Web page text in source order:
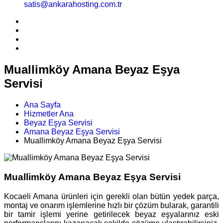
satis@ankarahosting.com.tr
Muallimköy Amana Beyaz Eşya
Servisi
Ana Sayfa
Hizmetler Ana
Beyaz Eşya Servisi
Amana Beyaz Eşya Servisi
Muallimköy Amana Beyaz Eşya Servisi
Muallimköy Amana Beyaz Eşya Servisi
Kocaeli Amana ürünleri için gerekli olan bütün yedek parça,
montaj ve onarım işlemlerine hızlı bir çözüm bularak, garantili
bir tamir işlemi yerine getirilecek beyaz eşyalarınız eski